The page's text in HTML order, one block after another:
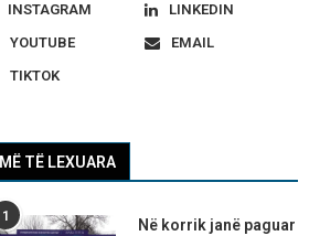
INSTAGRAM
LINKEDIN
YOUTUBE
EMAIL
TIKTOK
MË TË LEXUARA
1
Në korrik janë paguar